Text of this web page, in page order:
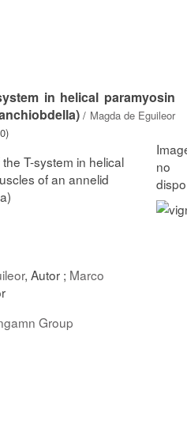
in helical paramyosin
/ Magda de Eguileor
T-system in helical
of an annelid
, Autor ; Marco
Group